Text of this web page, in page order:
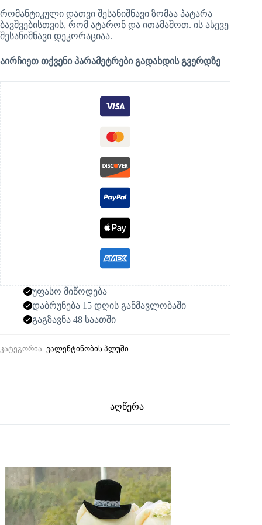
რომანტიკული დათვი შესანიშნავი ზომაა პატარა
ბავშვებისთვის, რომ ატარონ და ითამაშოთ. ის ასევე
შესანიშნავი დეკორაციაა.
აირჩიეთ თქვენი პარამეტრები გადახდის გვერდზე
უფასო მიწოდება
დაბრუნება 15 დღის განმავლობაში
გაგზავნა 48 საათში
კატეგორია: ვალენტინობის პლუში
აღწერა